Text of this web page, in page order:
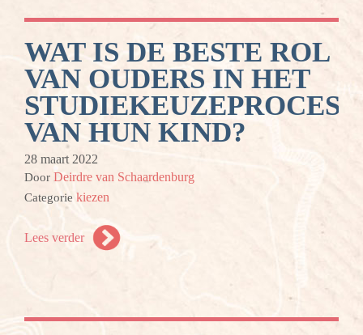
WAT IS DE BESTE ROL
VAN OUDERS IN HET
STUDIEKEUZEPROCES
VAN HUN KIND?
28 maart 2022
Door Deirdre van Schaardenburg
Categorie kiezen
Lees verder